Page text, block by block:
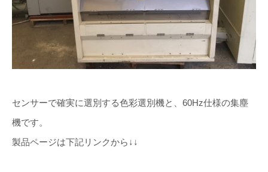
センサーで確実に選別する色彩選別機と、60Hz仕様の集塵
機です。
製品ページは下記リンクから↓↓